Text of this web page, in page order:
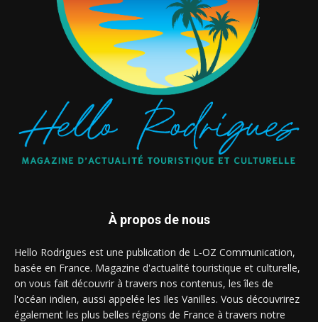
À propos de nous
Hello Rodrigues est une publication de L-OZ Communication,
basée en France. Magazine d'actualité touristique et culturelle,
on vous fait découvrir à travers nos contenus, les îles de
l'océan indien, aussi appelée les Iles Vanilles. Vous découvrirez
également les plus belles régions de France à travers notre